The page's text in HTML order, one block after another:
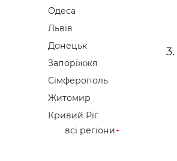
Одеса
Львів
Донецьк
Запоріжжя
Сімферополь
Житомир
Кривий Ріг
всі регіони